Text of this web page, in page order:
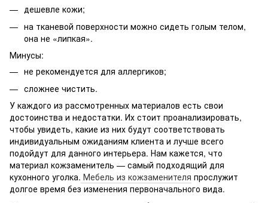
дешевле кожи;
на тканевой поверхности можно сидеть голым телом,
она не «липкая».
Минусы:
не рекомендуется для аллергиков;
сложнее чистить.
У каждого из рассмотренных материалов есть свои
достоинства и недостатки. Их стоит проанализировать,
чтобы увидеть, какие из них будут соответствовать
индивидуальным ожиданиям клиента и лучше всего
подойдут для данного интерьера. Нам кажется, что
материал кожзаменитель — самый подходящий для
кухонного уголка. Мебель из кожзаменителя прослужит
долгое время без изменения первоначального вида.